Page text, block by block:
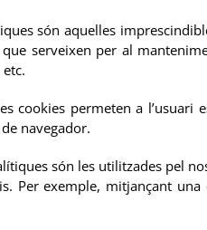
són aquelles
serveixen per al
cookies permeten a
navegador.
són les utilitzades pel
Per exemple, mitjançant